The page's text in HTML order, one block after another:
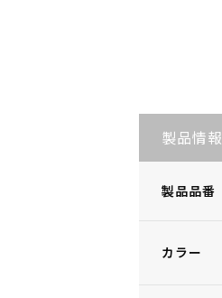
製品情報
製品品番
カラー